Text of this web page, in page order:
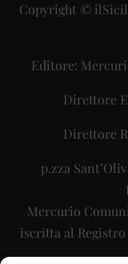
Copyright ©
Editore:
Direttore
Direttore
p.zza
Mercurio
iscritta al